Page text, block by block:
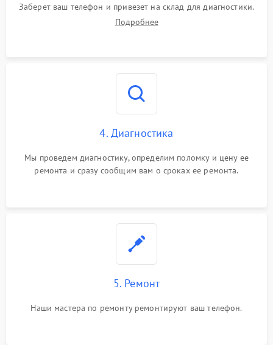
Заберет ваш телефон и привезет на склад для диагностики.
Подробнее
4. Диагностика
Мы проведем диагностику, определим поломку и цену ее
ремонта и сразу сообщим вам о сроках ее ремонта.
5. Ремонт
Наши мастера по ремонту ремонтируют ваш телефон.